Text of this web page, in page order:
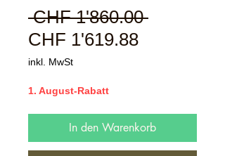
CHF 1'860.00
CHF 1'619.88Sale-
inkl. MwSt
1. August-Rabatt
In den Warenkorb